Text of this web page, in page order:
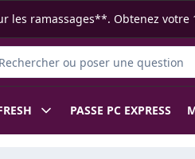
ramassages**. Obtenez votre
des produits
PASSE PC EXPRESS